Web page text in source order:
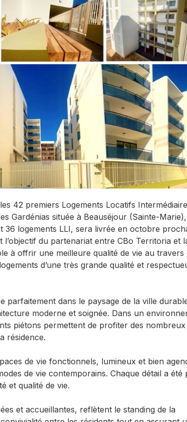
42 premiers Logements Locatifs
Gardénias située à Beauséjour (Sainte-
36 logements LLI, sera livrée en octobre
du partenariat entre CBo Territoria et
à offrir une meilleure qualité de vie au travers
d’une très grande qualité et
parfaitement dans le paysage de la ville
moderne et soignée. Dans un
piétons permettent de profiter des nombreux
résidence.
de vie fonctionnels, lumineux et bien
de vie contemporains. Chaque détail a été
et qualité de vie.
et accueillantes, reflètent le standing de la